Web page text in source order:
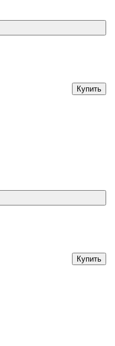
Купить
Купить